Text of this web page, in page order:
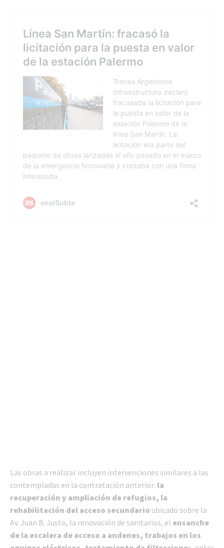
Las obras a realizar incluyen intervenciones similares a las
contempladas en la contratación anterior: la
recuperación y ampliación de refugios, la
rehabilitación del acceso secundario ubicado sobre la
Av. Juan B. Justo, la renovación de sanitarios, el ensanche
de la escalera de acceso a andenes, trabajos en los